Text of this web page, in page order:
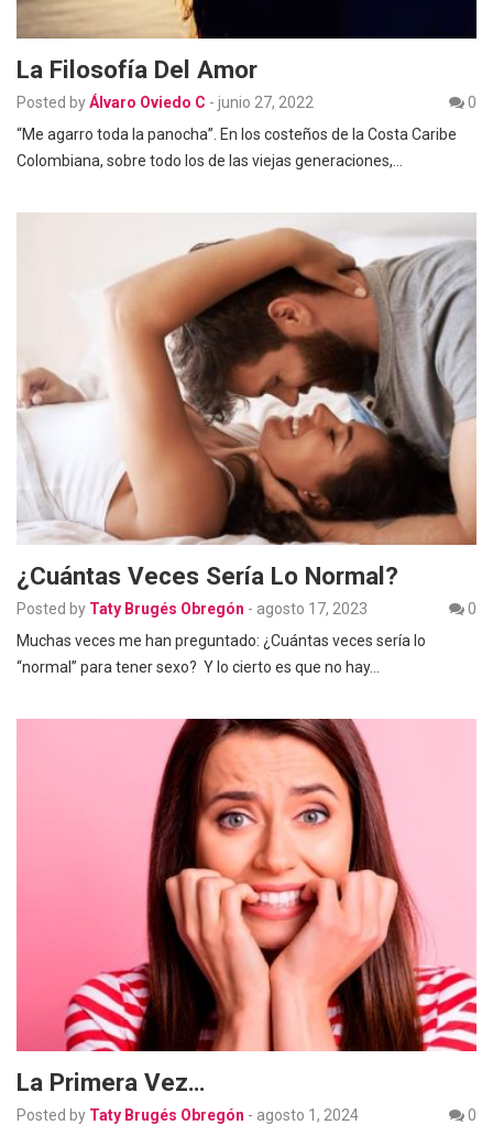
La Filosofía Del Amor
Posted byÁlvaro Oviedo C - junio 27, 2022
0
“Me agarro toda la panocha”. En los costeños de la Costa Caribe
Colombiana, sobre todo los de las viejas generaciones,…
¿Cuántas Veces Sería Lo Normal?
Posted by Taty Brugés Obregón - agosto 17, 2023
0
Muchas veces me han preguntado: ¿Cuántas veces sería lo
“normal” para tener sexo? Y lo cierto es que no hay…
La Primera Vez…
Posted by Taty Brugés Obregón - agosto 1, 2024
0